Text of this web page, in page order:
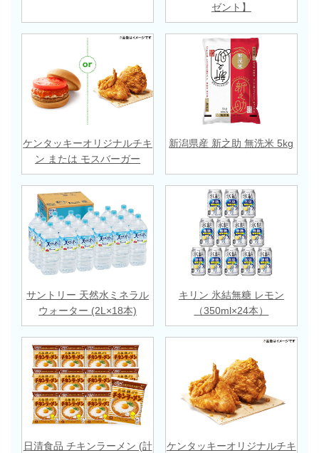
ゼント】
ケンタッキーオリジナルチキ
ン または モスバーガー
新潟県産 新之助 無洗米 5kg
サントリー 天然水ミネラル
ウォーター (2L×18本)
キリン 氷結無糖 レモン
（350ml×24本）
日清食品 チキンラーメン (計
ケンタッキーオリジナルチキ